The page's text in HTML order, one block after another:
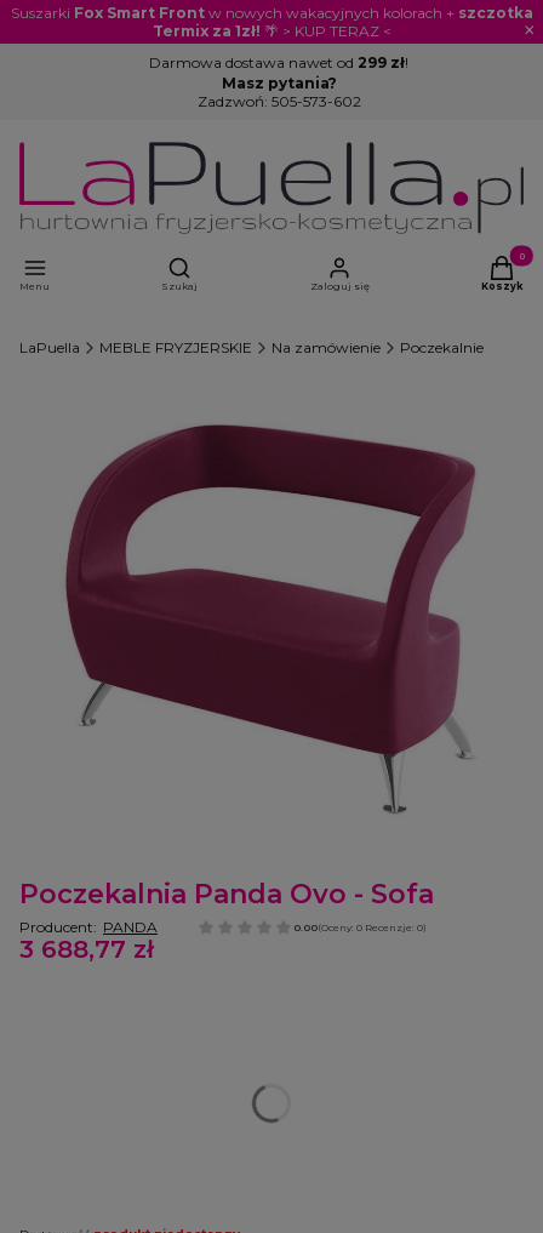
Suszarki Fox Smart Frontw nowych wakacyjnych kolorach + szczotka
Termix za 1zł! 🌴 > KUP TERAZ < ×
Darmowa dostawa nawet od 299 zł!
Masz pytania?
Zadzwoń: 505-573-602
Menu
Otwórz wyszukiwarkę
Szukaj Zaloguj się Koszyk
LaPuella MEBLE FRYZJERSKIE Na zamówienie Poczekalnie
Poczekalnia Panda Ovo - Sofa
Producent: PANDA 0.00(Oceny: 0 Recenzje: 0)
Cena
3 688,77 zł